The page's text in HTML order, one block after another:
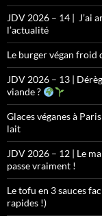
JDV 2026 – 14 | J’ai
l’actualité
Le burger végan froid
JDV 2026 – 13 |
viande ?
Glaces véganes à Paris
lait
JDV 2026 – 12 | Le
passe vraiment !
Le tofu en 3 sauces
rapides !)